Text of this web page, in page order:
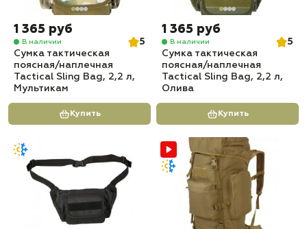
1 365 руб
В наличии
5
Сумка тактическая
поясная/наплечная
Tactical Sling Bag, 2,2 л,
Мультикам
Купить
1 365 руб
В наличии
5
Сумка тактическая
поясная/наплечная
Tactical Sling Bag, 2,2 л,
Олива
Купить